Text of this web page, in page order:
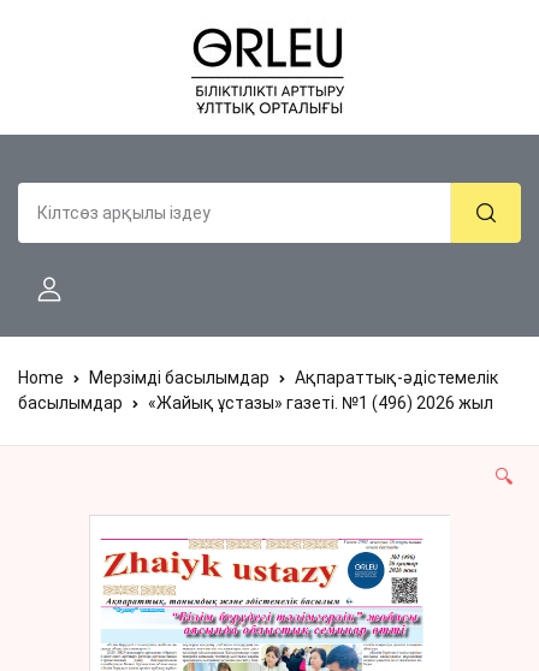
Home Мерзімді басылымдар
Ақпараттық-әдістемелік
басылымдар
«Жайық ұстазы» газеті. №1 (496) 2026 жыл
🔍